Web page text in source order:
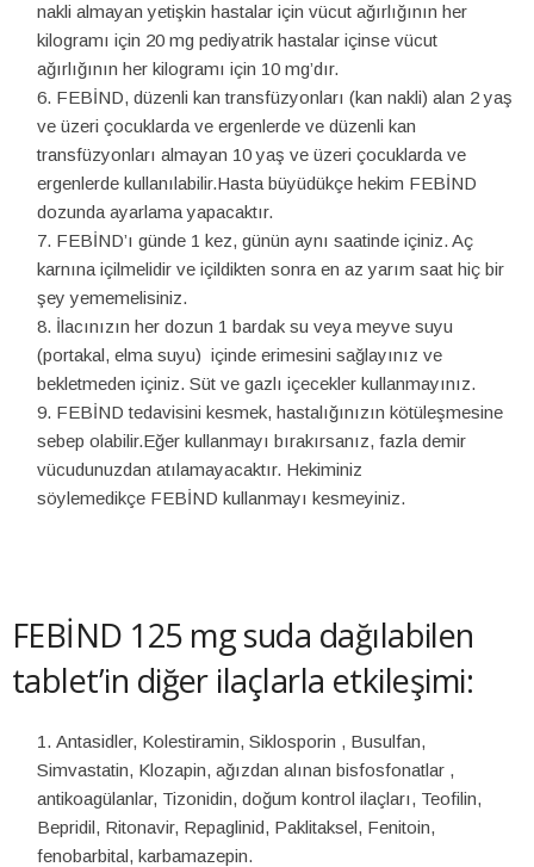
nakli almayan yetişkin hastalar için vücut ağırlığının her
kilogramı için 20 mg pediyatrik hastalar içinse vücut
ağırlığının her kilogramı için 10 mg’dır.
FEBİND, düzenli kan transfüzyonları (kan nakli) alan 2 yaş
ve üzeri çocuklarda ve ergenlerde ve düzenli kan
transfüzyonları almayan 10 yaş ve üzeri çocuklarda ve
ergenlerde kullanılabilir.Hasta büyüdükçe hekim FEBİND
dozunda ayarlama yapacaktır.
FEBİND’ı günde 1 kez, günün aynı saatinde içiniz. Aç
karnına içilmelidir ve içildikten sonra en az yarım saat hiç bir
şey yememelisiniz.
İlacınızın her dozun 1 bardak su veya meyve suyu
(portakal, elma suyu) içinde erimesini sağlayınız ve
bekletmeden içiniz. Süt ve gazlı içecekler kullanmayınız.
FEBİND tedavisini kesmek, hastalığınızın kötüleşmesine
sebep olabilir.Eğer kullanmayı bırakırsanız, fazla demir
vücudunuzdan atılamayacaktır. Hekiminiz
söylemedikçe FEBİND kullanmayı kesmeyiniz.
FEBİND 125 mg suda dağılabilen
tablet’in diğer ilaçlarla etkileşimi:
Antasidler, Kolestiramin, Siklosporin , Busulfan,
Simvastatin, Klozapin, ağızdan alınan bisfosfonatlar ,
antikoagülanlar, Tizonidin, doğum kontrol ilaçları, Teofilin,
Bepridil, Ritonavir, Repaglinid, Paklitaksel, Fenitoin,
fenobarbital, karbamazepin.